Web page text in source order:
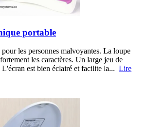
portable
les personnes malvoyantes. La loupe
les caractères. Un large jeu de
L'écran est bien éclairé et facilite la... Lire